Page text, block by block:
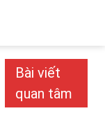
Bài viết
quan tâm